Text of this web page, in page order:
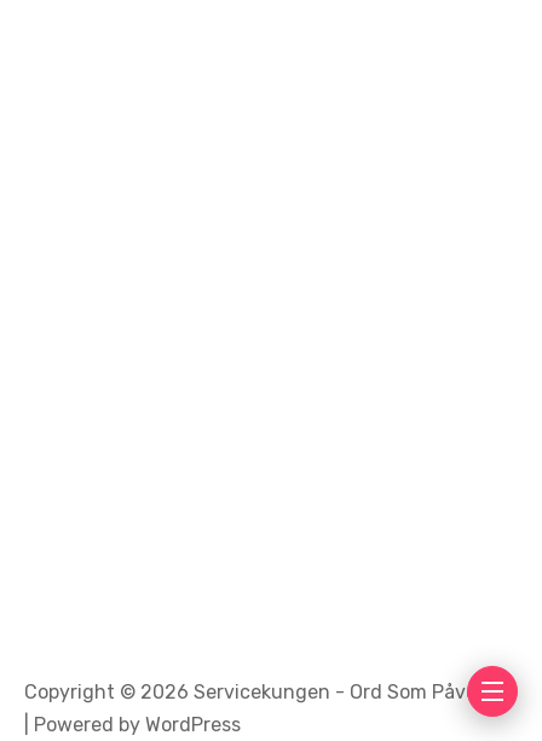
Copyright © 2026 Servicekungen - Ord Som Påverkar!
| Powered by WordPress